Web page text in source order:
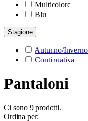
Multicolore
Blu
Stagione
Autunno/Inverno
Continuativa
Pantaloni
Ci sono 9 prodotti.
Ordina per: